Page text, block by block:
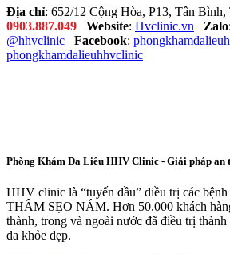
Địa chỉ: 652/12 Cộng Hòa, P13, Tân
0903.887.049
Website: Hvclinic.vn Zalo:
@hhvclinic
Facebook:
phongkhamdalieuhhvclinic
Phòng Khám Da Liễu HHV Clinic - Giải pháp an
HHV clinic là “tuyến đầu” điều trị các
THÂM SẸO NÁM. Hơn 50.000 khách
thành, trong và ngoài nước đã điều trị
da khỏe đẹp.